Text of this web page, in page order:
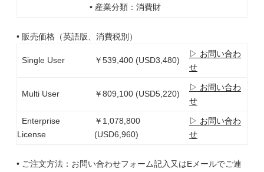
• 産業分類：消費財
• 販売価格（英語版、消費税別）
Single User ￥539,400 (USD3,480)
▷ お問い合わ
せ
Multi User ￥809,100 (USD5,220)
▷ お問い合わ
せ
Enterprise
License
￥1,078,800
(USD6,960)
▷ お問い合わ
せ
• ご注文方法：お問い合わせフォーム記入又はEメールでご連